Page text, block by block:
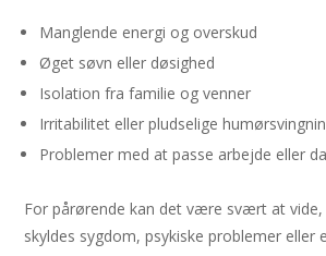
Manglende energi og overskud
Øget søvn eller døsighed
Isolation fra familie og venner
Irritabilitet eller pludselige
Problemer med at passe arbejde eller
For pårørende kan det være svært at
skyldes sygdom, psykiske problemer eller